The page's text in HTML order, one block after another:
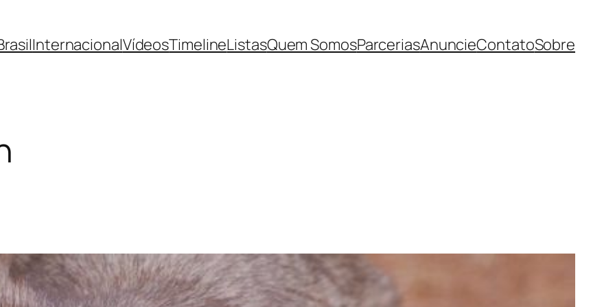
InternacionalVídeosTimelineListasQuem SomosParceriasAnuncieContatoSobre